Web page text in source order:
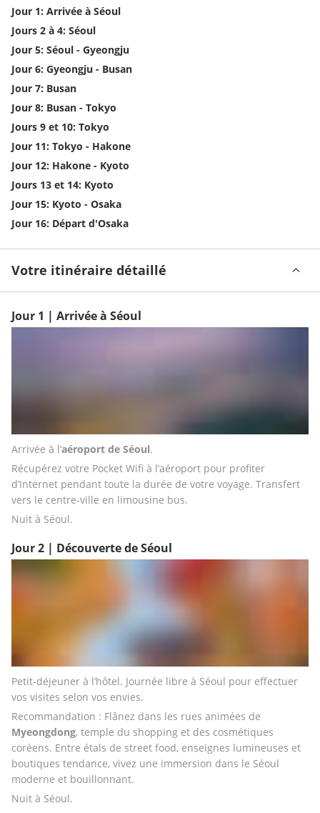
Jour 1: Arrivée à Séoul
Jours 2 à 4: Séoul
Jour 5: Séoul - Gyeongju
Jour 6: Gyeongju - Busan
Jour 7: Busan
Jour 8: Busan - Tokyo
Jours 9 et 10: Tokyo
Jour 11: Tokyo - Hakone
Jour 12: Hakone - Kyoto
Jours 13 et 14: Kyoto
Jour 15: Kyoto - Osaka
Jour 16: Départ d'Osaka
Votre itinéraire détaillé
Jour 1 | Arrivée à Séoul
Arrivée à l’aéroport de Séoul.
Récupérez votre Pocket Wifi à l’aéroport pour profiter
d’Internet pendant toute la durée de votre voyage. Transfert
vers le centre-ville en limousine bus.
Nuit à Séoul.
Jour 2 | Découverte de Séoul
Petit-déjeuner à l’hôtel. Journée libre à Séoul pour effectuer
vos visites selon vos envies.
Myeongdong, temple du shopping et des cosmétiques
coréens. Entre étals de street food, enseignes lumineuses et
boutiques tendance, vivez une immersion dans le Séoul
moderne et bouillonnant.
Nuit à Séoul.